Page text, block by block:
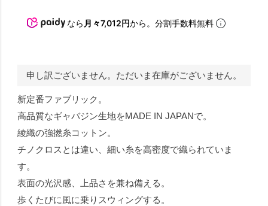
なら 月々7,012円から。分割手数料無料
申し訳ございません。ただいま在庫がございません。
新定番ファブリック。
高品質なギャバジン生地をMADE IN JAPANで。
綾織の強撚糸コットン。
チノクロスとは違い、細い糸を高密度で織られていま
す。
表面の光沢感、上品さを兼ね備える。
歩くたびに風に乗りスウィングする。